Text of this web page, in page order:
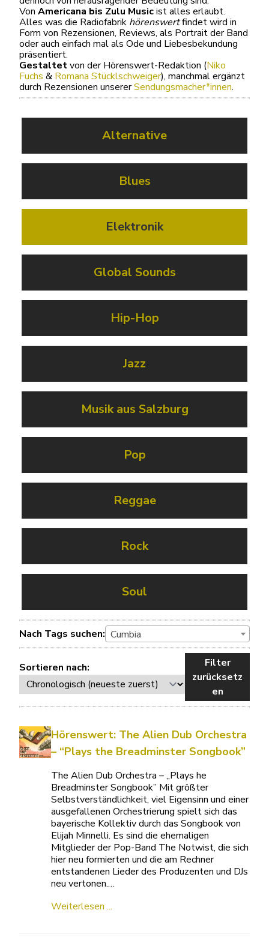
Von Americana bis Zulu Musicist alles erlaubt.
Alles was die Radiofabrik hörenswertfindet wird in
Form von Rezensionen, Reviews, als Portrait der Band
oder auch einfach mal als Ode und Liebesbekundung
präsentiert.
Gestaltetvon der Hörenswert-Redaktion (Niko
Fuchs & Romana Stücklschweiger), manchmal ergänzt
durch Rezensionen unsererSendungsmacher*innen.
Alternative
Blues
Elektronik
Global Sounds
Hip-Hop
Jazz
Musik aus Salzburg
Pop
Reggae
Rock
Soul
Nach Tags suchen: Cumbia
Sortieren nach:
Filter
zurücksetz
en
Hörenswert: The Alien Dub Orchestra
– “Plays the Breadminster Songbook”
The Alien Dub Orchestra – „Plays he
Breadminster Songbook” Mit größter
Selbstverständlichkeit, viel Eigensinn und einer
ausgefallenen Orchestrierung spielt sich das
bayerische Kollektiv durch das Songbook von
Elijah Minnelli. Es sind die ehemaligen
Mitglieder der Pop-Band The Notwist, die sich
hier neu formierten und die am Rechner
entstandenen Lieder des Produzenten und DJs
neu vertonen.…
Weiterlesen ...